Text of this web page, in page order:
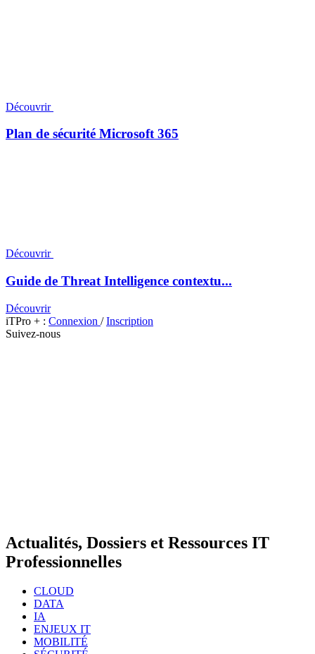
Découvrir
Plan de sécurité Microsoft 365
Découvrir
Guide de Threat Intelligence contextu...
Découvrir
iTPro + : Connexion /Inscription
Suivez-nous
Actualités, Dossiers et Ressources IT
Professionnelles
CLOUD
DATA
IA
ENJEUX IT
MOBILITÉ